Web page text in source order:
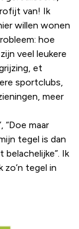
van! Ik
willen wonen
hoe
veel leukere
et
sportclubs,
meer
“Doe maar
tegel is dan
belachelijke”. Ik
tegel in